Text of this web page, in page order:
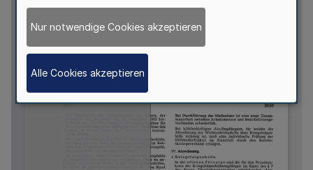
Nur notwendige Cookies akzeptieren
Alle Cookies akzeptieren